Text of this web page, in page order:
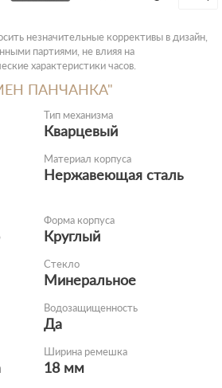
незначительные коррективы в дизайн,
партиями, не влияя на
характеристики часов.
ПАНЧАНКА"
Тип механизма
Кварцевый
Материал корпуса
Нержавеющая сталь
Форма корпуса
Круглый
Стекло
Минеральное
Водозащищенность
Да
Ширина ремешка
18 мм